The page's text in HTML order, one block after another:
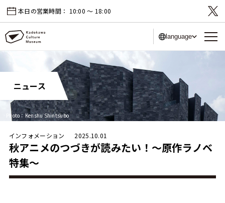
本日の営業時間： 10:00 〜 18:00
language
ニュース
Photo：Kenshu Shintsubo
インフォメーション 2025.10.01
秋アニメのつづきが読みたい！～原作ラノベ
特集～